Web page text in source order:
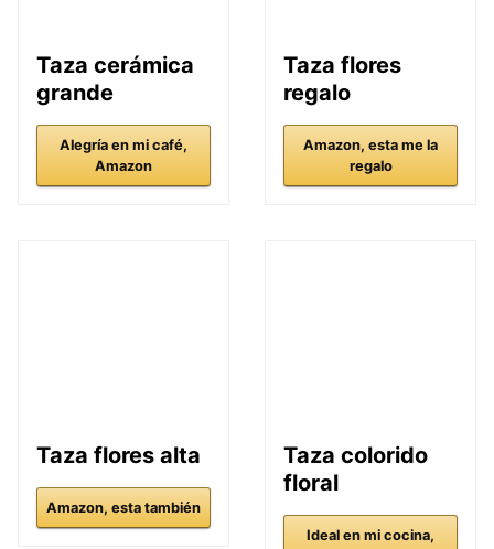
Taza cerámica
grande
Alegría en mi café,
Amazon
Taza flores
regalo
Amazon, esta me la
regalo
Taza flores alta
Amazon, esta también
Taza colorido
floral
Ideal en mi cocina,